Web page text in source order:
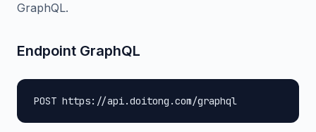
GraphQL.
Endpoint GraphQL
POST https://api.doitong.com/graphql